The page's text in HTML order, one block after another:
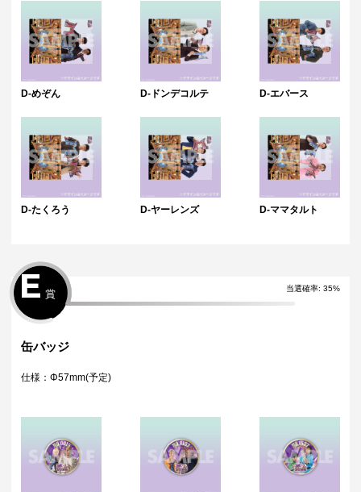
D-めぞん D-ドンデコルテ D-エバース
D-たくろう D-ヤーレンズ D-ママタルト
当選確率: 35%
E 賞
缶バッジ
仕様：Φ57mm(予定)